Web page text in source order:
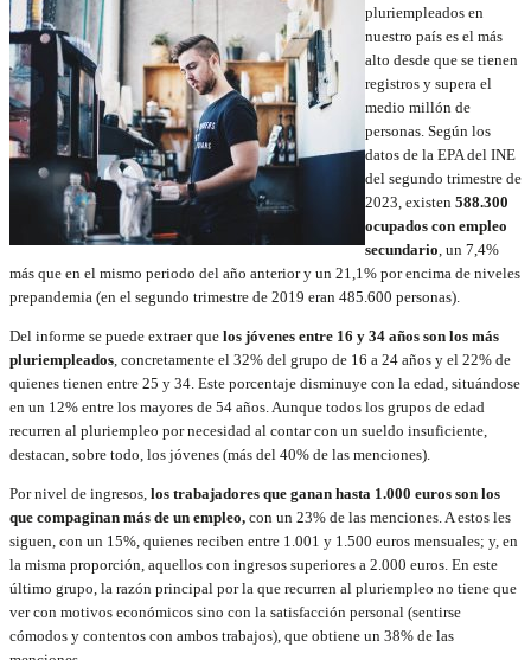
pluriempleados en
nuestro país es el más
alto desde que se tienen
registros y supera el
medio millón de
personas. Según los
datos de la EPA del INE
del segundo trimestre de
2023, existen 588.300
ocupados con empleo
secundario, un 7,4%
más que en el mismo periodo del año anterior y un 21,1% por encima de niveles
prepandemia (en el segundo trimestre de 2019 eran 485.600 personas).
Del informe se puede extraer que los jóvenes entre 16 y 34 años son los más
pluriempleados, concretamente el 32% del grupo de 16 a 24 años y el 22% de
quienes tienen entre 25 y 34. Este porcentaje disminuye con la edad, situándose
en un 12% entre los mayores de 54 años. Aunque todos los grupos de edad
recurren al pluriempleo por necesidad al contar con un sueldo insuficiente,
destacan, sobre todo, los jóvenes (más del 40% de las menciones).
Por nivel de ingresos, los trabajadores que ganan hasta 1.000 euros son los
que compaginan más de un empleo, con un 23% de las menciones. A estos les
siguen, con un 15%, quienes reciben entre 1.001 y 1.500 euros mensuales; y, en
la misma proporción, aquellos con ingresos superiores a 2.000 euros. En este
último grupo, la razón principal por la que recurren al pluriempleo no tiene que
ver con motivos económicos sino con la satisfacción personal (sentirse
cómodos y contentos con ambos trabajos), que obtiene un 38% de las